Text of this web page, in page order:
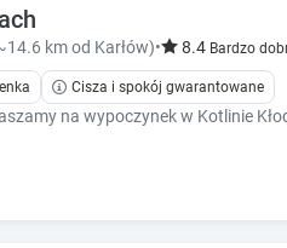
km od Karłów)• 8.4 Bardzo
Cisza i spokój gwarantowane